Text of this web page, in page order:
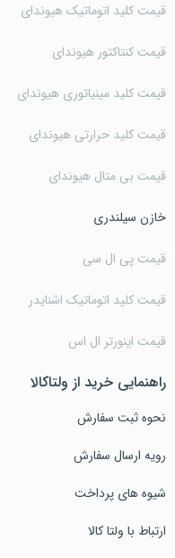
قیمت کلید اتوماتیک هیوندای
قیمت کنتاکتور هیوندای
قیمت کلید مینیاتوری هیوندای
قیمت کلید حرارتی هیوندای
قیمت بی متال هیوندای
خازن سیلندری
قیمت پی ال سی
قیمت کلید اتوماتیک اشنایدر
قیمت اینورتر ال اس
راهنمایی خرید از ولتاکالا
نحوه ثبت سفارش
رویه ارسال سفارش
شیوه های پرداخت
ارتباط با ولتا کالا